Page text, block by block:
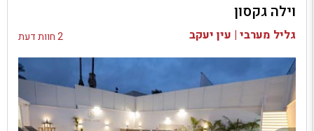
בדיקת זמינות ומחירים
וילה גקסון
גליל מערבי | עין יעקב 2 חוות דעת